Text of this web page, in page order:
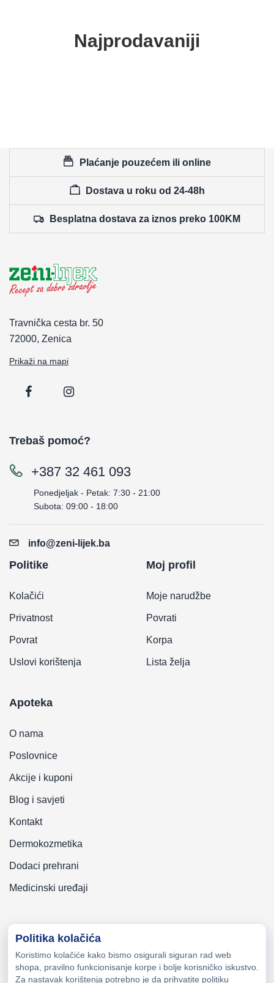
Najprodavaniji
Plaćanje pouzećem ili online
Dostava u roku od 24-48h
Besplatna dostava za iznos preko 100KM
Travnička cesta br. 50
72000, Zenica
Prikaži na mapi
Trebaš pomoć?
+387 32 461 093
Ponedjeljak - Petak: 7:30 - 21:00
Subota: 09:00 - 18:00
info@zeni-lijek.ba
Politike
Kolačići
Privatnost
Povrat
Uslovi korištenja
Moj profil
Moje narudžbe
Povrati
Korpa
Lista želja
Apoteka
O nama
Poslovnice
Akcije i kuponi
Blog i savjeti
Kontakt
Dermokozmetika
Dodaci prehrani
Medicinski uređaji
Copyright © 2026 Zeni-Lijek Apoteka. Sva prava zadržana
Politika kolačića
Koristimo kolačiće kako bismo osigurali siguran rad web
shopa, pravilno funkcionisanje korpe i bolje korisničko iskustvo.
Za nastavak korištenja potrebno je da prihvatite politiku